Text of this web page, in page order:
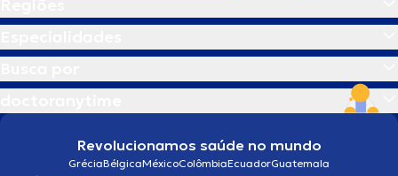
Revolucionamos saúde no mundo
GréciaBélgicaMéxicoColômbiaEcuadorGuatemala